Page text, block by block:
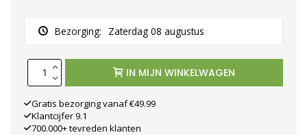
Bezorging: Zaterdag 08 augustus
IN MIJN WINKELWAGEN
Gratis bezorging vanaf €49.99
Klantcijfer 9.1
700.000+ tevreden klanten